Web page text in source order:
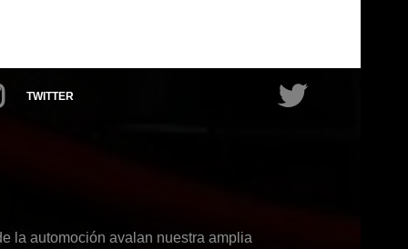
TWITTER
la automoción avalan nuestra amplia